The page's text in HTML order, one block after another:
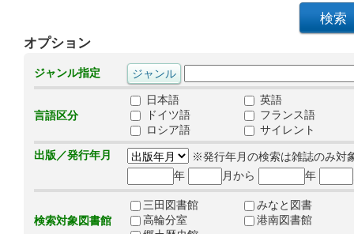
オプション
ジャンル指定
言語区分
日本語
英語
ドイツ語
フランス語
ロシア語
サイレント
出版／発行年月
※発行年月の検索は雑誌のみ対
年
月から 年
検索対象図書館
三田図書館
みなと図書
高輪分室
港南図書館